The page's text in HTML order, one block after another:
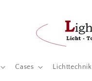
Cases Lichttechnik